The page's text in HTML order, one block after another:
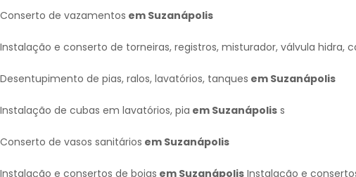
Conserto de vazamentos em Suzanápolis
Instalação e conserto de torneiras, registros, misturador, válvula hidra,
Desentupimento de pias, ralos, lavatórios, tanques em Suzanápolis
Instalação de cubas em lavatórios, pia em Suzanápolis s
Conserto de vasos sanitários em Suzanápolis
Instalação e consertos de boias em Suzanápolis Instalação e